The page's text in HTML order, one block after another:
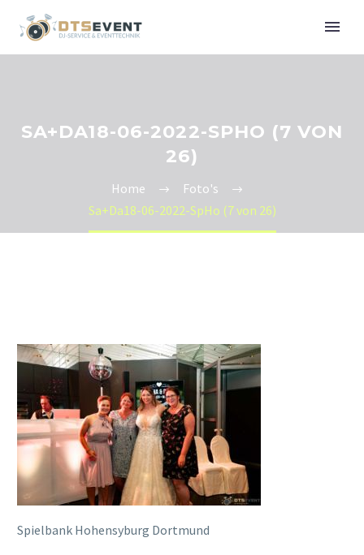
SA+DA18-06-2022-SPHO (7 VON
26)
Home
Foto's
Sa+Da18-06-2022-SpHo (7 von 26)
Spielbank Hohensyburg Dortmund